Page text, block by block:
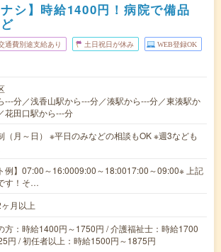
ナシ】時給1400円！病院で備品
通費別途支給あり 土日祝日が休み WEB登録OK
---分／浅香山駅から---分／湊駅から---分／東湊駅か
花田口駅から---分
（月～日） ※平日のみなどの相談もOK ※週3なども
例】07:00～16:0009:00～18:0017:00～09:00※ 上記
す！そ…
月以上
方：時給1400円～1750円 / 介護福祉士：時給1700
円 / 初任者以上：時給1500円～1875円